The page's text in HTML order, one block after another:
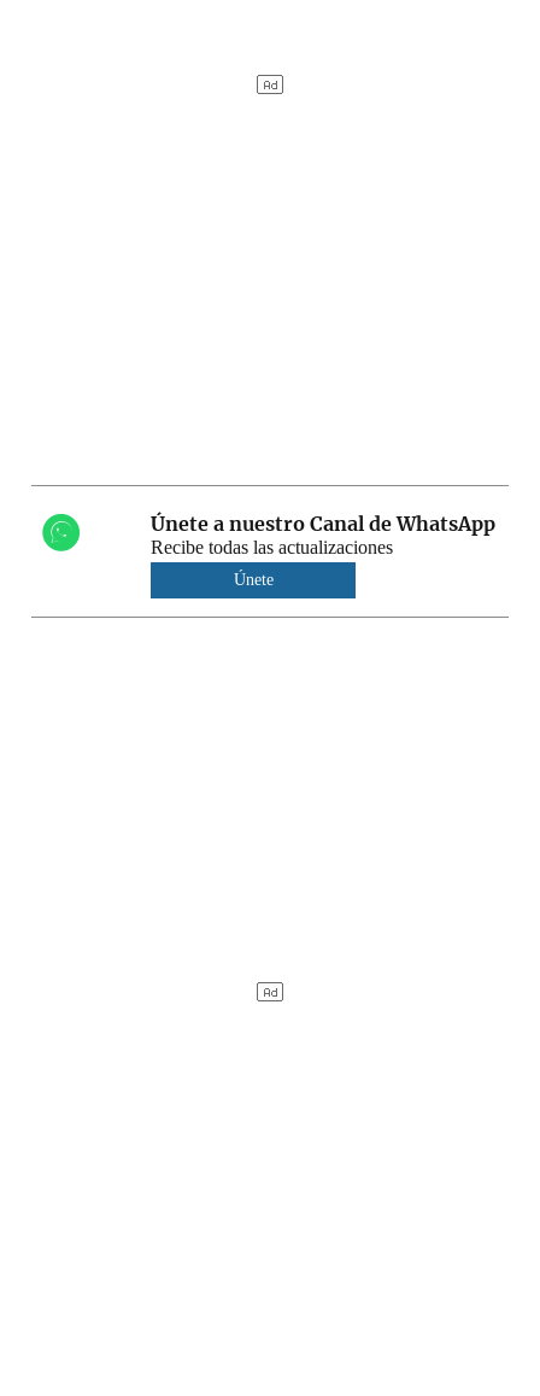
Únete a nuestro Canal de WhatsApp
Recibe todas las actualizaciones
Únete